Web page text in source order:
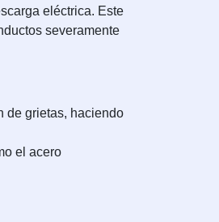
eléctrica. Este
severamente
de grietas, haciendo
el acero